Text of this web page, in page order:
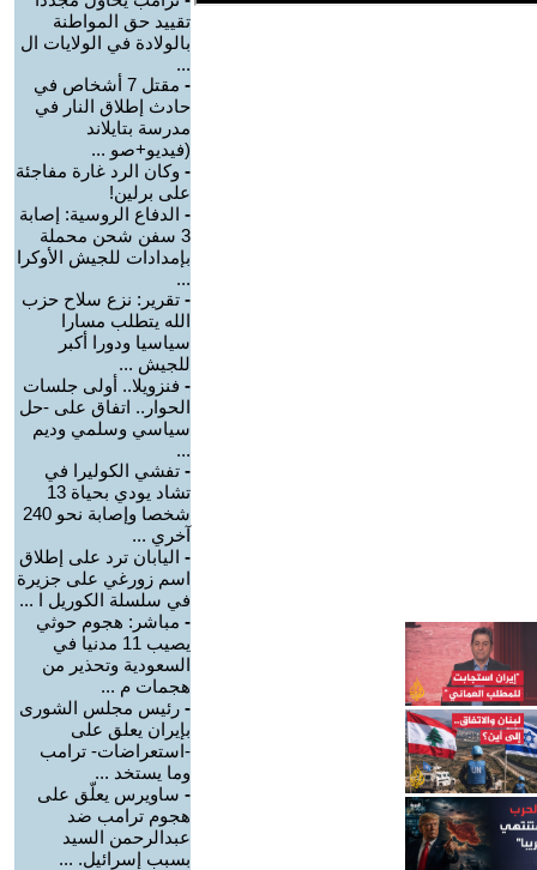
تقييد حق المواطنة
بالولادة في الولايات ال
...
-
مقتل 7 أشخاص في
حادث إطلاق النار في
مدرسة بتايلاند
(فيديو+صو ...
- وكان الرد غارة مفاجئة
على برلين!
- الدفاع الروسية: إصابة
3 سفن شحن محملة
بإمدادات للجيش الأوكرا
...
- تقرير: نزع سلاح حزب
الله يتطلب مسارا
سياسيا ودورا أكبر
للجيش ...
- فنزويلا.. أولى جلسات
الحوار.. اتفاق على -حل
سياسي وسلمي وديم
...
- تفشي الكوليرا في
تشاد يودي بحياة 13
شخصا وإصابة نحو 240
آخري ...
- اليابان ترد على إطلاق
اسم زورغي على جزيرة
في سلسلة الكوريل ا ...
- مباشر: هجوم حوثي
يصيب 11 مدنيا في
السعودية وتحذير من
هجمات م ...
- رئيس مجلس الشورى
بإيران يعلق على
-استعراضات- ترامب
وما يستخد ...
- ساويرس يعلّق على
هجوم ترامب ضد
عبدالرحمن السيد
بسبب إسرائيل. ...